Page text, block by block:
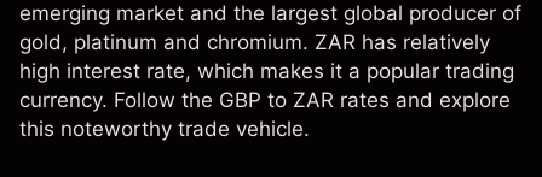
emerging market and the largest global producer of
gold, platinum and chromium. ZAR has relatively
high interest rate, which makes it a popular trading
currency. Follow the GBP to ZAR rates and explore
this noteworthy trade vehicle.